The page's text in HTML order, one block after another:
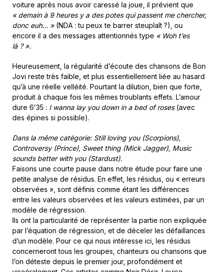
voiture après nous avoir caressé la joue, il prévient que
« demain à 9 heures y a des potes qui passent me chercher,
donc euh… »(NDA : tu peux te barrer steuplaît ?), ou
encore il a des messages attentionnés type « Woh t’es
là ? ».
Heureusement, la régularité d’écoute des chansons de Bon
Jovi reste très faible, et plus essentiellement liée au hasard
qu’à une réelle velléité. Pourtant la dilution, bien que forte,
produit à chaque fois les mêmes troublants effets. L’amour
dure 6’35 : I wanna lay you down in a bed of roses(avec
des épines si possible).
Dans la même catégorie: Still loving you (Scorpions),
Controversy (Prince), Sweet thing (Mick Jagger), Music
sounds better with you (Stardust).
Faisons une courte pause dans notre étude pour faire une
petite analyse de résidus. En effet, les résidus, ou « erreurs
observées », sont définis comme étant les différences
entre les valeurs observées et les valeurs estimées, par un
modèle de régression.
Ils ont la particularité de représenter la partie non expliquée
par l’équation de régression, et de déceler les défaillances
d’un modèle. Pour ce qui nous intéresse ici, les résidus
concerneront tous les groupes, chanteurs ou chansons que
l’on déteste depuis le premier jour, profondément et